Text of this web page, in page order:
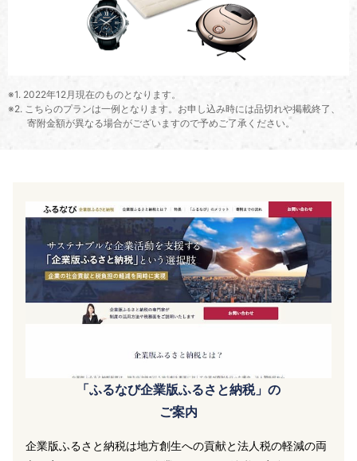
※1. 2022年12月現在のものとなります。
※2. こちらのプランは一例となります。お申し込み時には品切れや掲載終了、
寄附金額が異なる場合がございますので予めご了承ください。
「ふるなび企業版ふるさと納税」の
ご案内
企業版ふるさと納税は地方創生への貢献と法人税の軽減の両